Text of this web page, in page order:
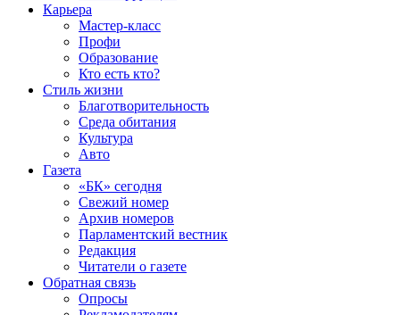
Карьера
Мастер-класс
Профи
Образование
Кто есть кто?
Стиль жизни
Благотворительность
Среда обитания
Культура
Авто
Газета
«БК» сегодня
Свежий номер
Архив номеров
Парламентский вестник
Редакция
Читатели о газете
Обратная связь
Опросы